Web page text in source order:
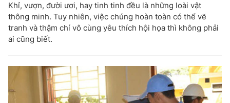
Khỉ, vượn, đười ươi, hay tinh tinh đều là những loài vật
thông minh. Tuy nhiên, việc chúng hoàn toàn có thể vẽ
tranh và thậm chí vô cùng yêu thích hội họa thì không phải
ai cũng biết.